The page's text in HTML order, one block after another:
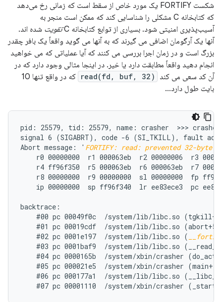
شکست FORTIFY یک مورد خاص از سقط است که زمانی رخ می‌دهد
که کتابخانه C مشکلی را شناسایی کند که ممکن است منجر به
آسیب‌پذیری امنیتی شود. بسیاری از توابع کتابخانه C
تقویت شده اند.
آنها یک آرگومان اضافی می گیرند که به آنها می گوید واقعاً یک بافر چقدر
بزرگ است و در زمان اجرا بررسی می کنند که آیا عملیاتی که می خواهید
انجام دهید واقعاً مطابقت دارد یا خیر. در اینجا مثالی وجود دارد که در
آن کد سعی می کند
read(fd, buf, 32)
که در واقع تنها 10
بایت طول دارد...
pid: 25579, tid: 25579, name: crasher  >>> crasher
signal 6 (SIGABRT), code -6 (SI_TKILL), fault
Abort message: ' FORTIFY: read: prevented 32-
r0 00000000  r1 000063eb  r2 00000006  r3
r4 ff96f350  r5 000063eb  r6 000063eb  r7
r8 00000000  r9 00000000  sl 00000000  fp
ip 00000000  sp ff96f340  lr ee83ece3  pc
backtrace:
#00 pc 00049f0c  /system/lib/libc.so
#01 pc 00019cdf  /system/lib/libc.so
    #02 pc 0001e197  /system/lib/libc.so (
#03 pc 0001baf9  /system/lib/libc.so
#04 pc 0000165b  /system/xbin/crasher
#05 pc 000021e5  /system/xbin/crasher
#06 pc 000177a1  /system/lib/libc.so